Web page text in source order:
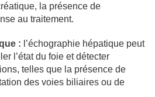
la présence de
au traitement.
: l’échographie hépatique peut
l’état du foie et détecter
telles que la présence de
des voies biliaires ou de